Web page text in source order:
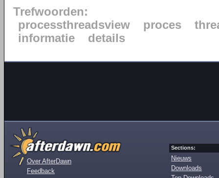
Trefwoorden:
processthreadsview
proces
informatie
details
Over AfterDawn
Feedback
Sections:
Nieuws
Downloads